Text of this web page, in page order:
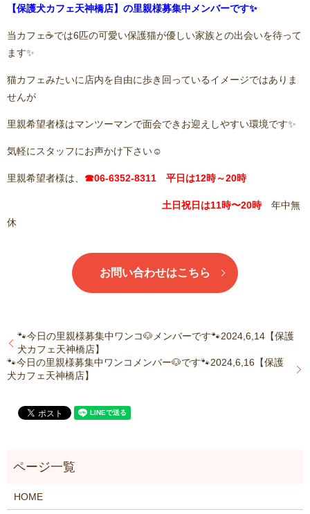
【保護犬カフェ天神橋店】の里親様募集中メンバーです✨
当カフェ☕️では6匹の可愛い保護猫が優しい家族との出会いを待って
ます✨
猫カフェみたいに店内を自由に歩き回っているイメージではありま
せんが
里親希望者様はマンツーマンで面会できお迎えしやすい環境です✨
気軽にスタッフにお声かけ下さい☺️
里親希望者様は、 ☎06-6352-8311 平日は12時～20時
土日祝日は11時〜20時年中無
休
お問い合わせはこちら
🐾今日の里親様募集中ワンコ🐶メンバーです🐾2024,6,14【保護
犬カフェ天神橋店】
🐾今日の里親様募集中ワンコメンバー🐶です🐾2024,6,16【保護
犬カフェ天神橋店】
HOME